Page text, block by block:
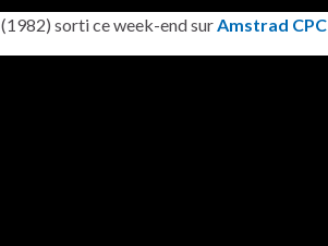
(1982) sorti ce week-end surAmstrad CPC